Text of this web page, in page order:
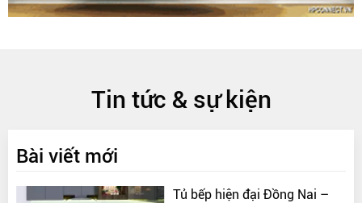
Tin tức & sự kiện
Bài viết mới
Tủ bếp hiện đại Đồng Nai –